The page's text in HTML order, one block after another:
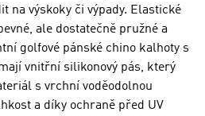
na výskoky či výpady. Elastické
ale dostatečně pružné a
golfové pánské chino kalhoty s
vnitřní silikonový pás, který
s vrchní voděodolnou
a díky ochraně před UV